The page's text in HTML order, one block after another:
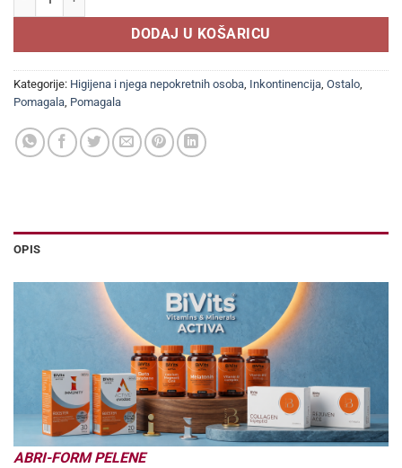
DODAJ U KOŠARICU
Kategorije: Higijena i njega nepokretnih osoba, Inkontinencija, Ostalo,
Pomagala, Pomagala
OPIS
ABRI-FORM PELENE